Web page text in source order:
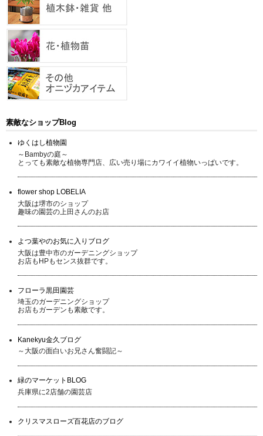
素敵なショップBlog
ゆくはし植物園
～Bambyの庭～
とっても素敵な植物専門店、広い売り場にカワイイ植物いっぱいです。
flower shop LOBELIA
大阪は堺市のショップ
趣味の園芸の上田さんのお店
よつ葉やのお気に入りブログ
大阪は豊中市のガーデニングショップ
お店もHPもセンス抜群です。
フローラ黒田園芸
埼玉のガーデニングショップ
お店もガーデンも素敵です。
Kanekyu金久ブログ
～大阪の面白いお兄さん奮闘記～
緑のマーケットBLOG
兵庫県に2店舗の園芸店
クリスマスローズ百花店のブログ